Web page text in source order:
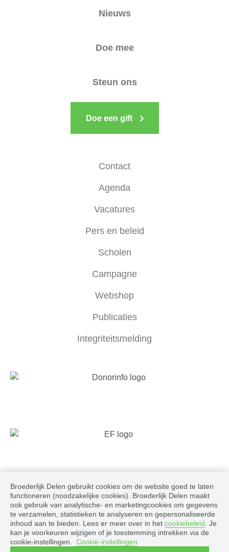
Nieuws
Doe mee
Steun ons
Doe een gift
Contact
Agenda
Vacatures
Pers en beleid
Scholen
Campagne
Webshop
Publicaties
Integriteitsmelding
Volg ons
© 2026 Broederlijk Delen, alle rechten voorbehouden
Broederlijk Delen gebruikt cookies om de website goed te laten
functioneren (noodzakelijke cookies). Broederlijk Delen maakt
ook gebruik van analytische- en marketingcookies om gegevens
te verzamelen, statistieken te analyseren en gepersonaliseerde
inhoud aan te bieden. Lees er meer over in het cookiebeleid . Je
kan je voorkeuren wijzigen of je toestemming intrekken via de
cookie-instellingen.
Cookie-instellingen